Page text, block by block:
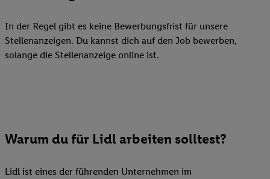
In der Regel gibt es keine Bewerbungsfrist für unsere
Stellenanzeigen. Du kannst dich auf den Job bewerben,
solange die Stellenanzeige online ist.
Warum du für Lidl arbeiten solltest?
Lidl ist eines der führenden Unternehmen im